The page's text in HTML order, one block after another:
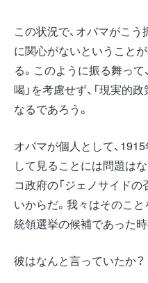
この状況で、オバマがこう
に関心がないということ
る。このように振る舞って
喝」を考慮せず、「現実的
なるであろう。
オバマが個人として、
して見ることには問題は
コ政府の「ジェノサイド
いからだ。我々はそのこ
統領選挙の候補であった
彼はなんと言っていたか？